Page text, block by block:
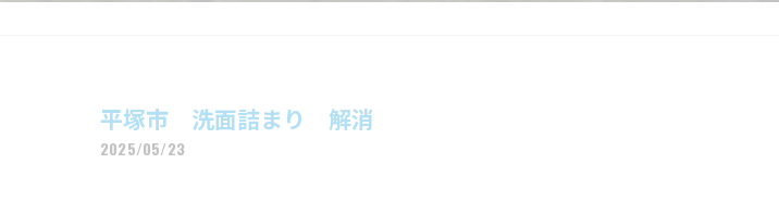
平塚市 洗面詰まり 解消
2025/05/23